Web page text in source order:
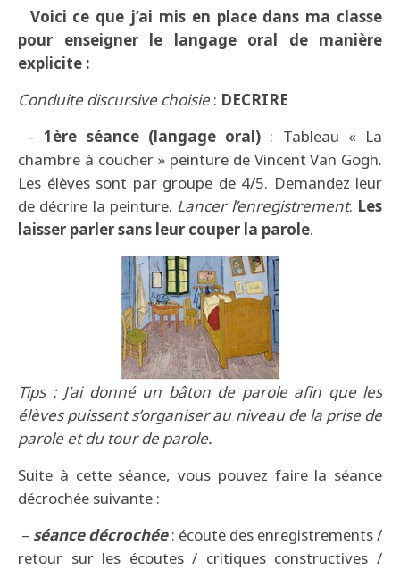
Voici ce que j’ai mis en place dans ma classe
pour enseigner le langage oral de manière
explicite :
Conduite discursive choisie: DECRIRE
–1ère séance (langage oral) : Tableau « La
chambre à coucher » peinture de Vincent Van Gogh.
Les élèves sont par groupe de 4/5. Demandez leur
de décrire la peinture. Lancer l’enregistrement. Les
laisser parler sans leur couper la parole.
Tips : J’ai donné un bâton de parole afin que les
élèves puissent s’organiser au niveau de la prise de
parole et du tour de parole.
Suite à cette séance, vous pouvez faire la séance
décrochée suivante :
– séance décrochée: écoute des enregistrements /
retour sur les écoutes / critiques constructives /